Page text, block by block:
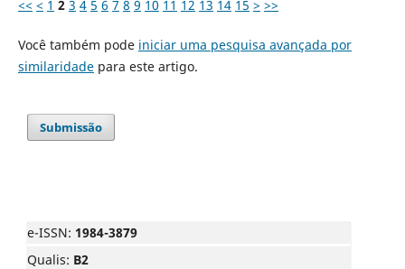
<< < 1 2 3 4 5 6 7 8 9 10 11 12 13 14 15 > >>
Você também pode iniciar uma pesquisa avançada por
similaridadepara este artigo.
Submissão
e-ISSN: 1984-3879
Qualis: B2